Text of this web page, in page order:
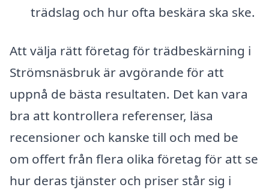
trädslag och hur ofta beskära ska ske.
Att välja rätt företag för trädbeskärning i
Strömsnäsbruk är avgörande för att
uppnå de bästa resultaten. Det kan vara
bra att kontrollera referenser, läsa
recensioner och kanske till och med be
om offert från flera olika företag för att se
hur deras tjänster och priser står sig i